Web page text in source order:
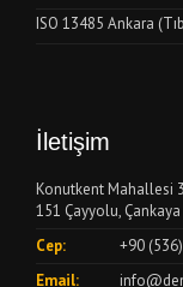
ISO 13485 Ankara
İletişim
Konutkent Mahallesi
151 Çayyolu,
Cep:
+90
Email: